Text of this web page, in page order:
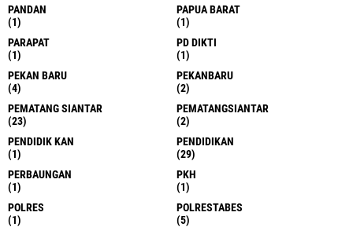
PANDAN
(1)
PAPUA BARAT
(1)
PARAPAT
(1)
PD DIKTI
(1)
PEKAN BARU
(4)
PEKANBARU
(2)
PEMATANG SIANTAR
(23)
PEMATANGSIANTAR
(2)
PENDIDIK KAN
(1)
PENDIDIKAN
(29)
PERBAUNGAN
(1)
PKH
(1)
POLRES
(1)
POLRESTABES
(5)